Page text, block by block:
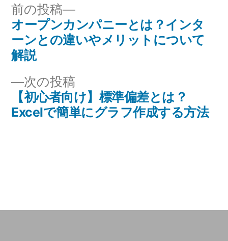
ー:
投
稿
ナ
ビ
ゲ
ー
次の投稿
の
投
【初心者向け】標準偏差とは？
Excelで簡単にグラフ作成する方法
前の投稿
前
の
投
オープンカンパニーとは？インタ
ーンとの違いやメリットについて
解説